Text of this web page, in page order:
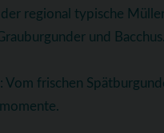
regional typische
und
: Vom frischen